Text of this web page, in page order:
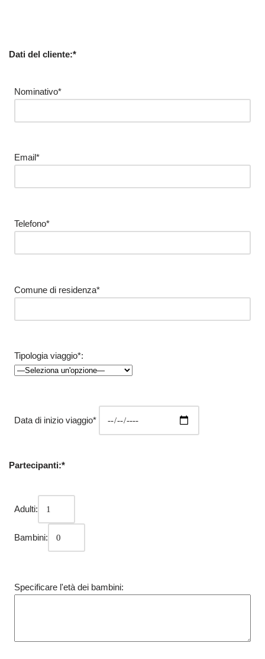
Dati del cliente:*
Nominativo*
Email*
Telefono*
Comune di residenza*
Tipologia viaggio*:
Data di inizio viaggio*
Partecipanti:*
Adulti:
Bambini:
Specificare l'età dei bambini: